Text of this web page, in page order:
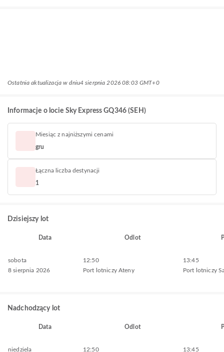
Ostatnia aktualizacja w dniu4 sierpnia 2026 08:03 GMT+0
Informacje o locie Sky Express GQ346 (SEH)
Miesiąc z najniższymi cenami
gru
Łączna liczba destynacji
1
Dzisiejszy lot
Data Odlot
sobota
8 sierpnia 2026
12:50
Port lotniczy Ateny
13:45
Port lotniczy
Nadchodzący lot
Data Odlot
niedziela
12:50
13:45